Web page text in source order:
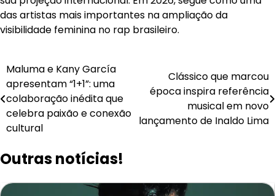
das artistas mais importantes na ampliação da
visibilidade feminina no rap brasileiro.
Navegação
de
Post
Maluma e Kany García
apresentam “1+1”: uma
colaboração inédita que
celebra paixão e conexão
cultural
Clássico que marcou
época inspira referência
musical em novo
lançamento de Inaldo Lima
Outras notícias!